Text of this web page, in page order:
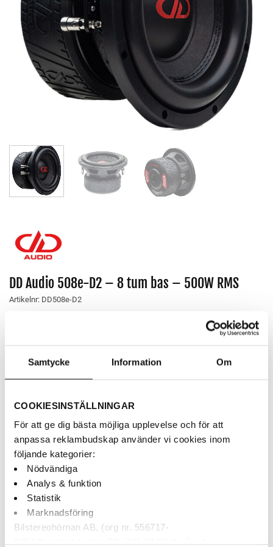
Samtycke Information Om
COOKIESINSTÄLLNINGAR
För att ge dig bästa möjliga upplevelse och för att
anpassa reklambudskap använder vi cookies inom
följande kategorier:
Nödvändiga
Analys & funktion
Statistik
Marknadsföring
Bilstereohörnan AB, (org nr. 556717-
DD Audio 508e-D2 – 8 tum bas – 500W RMS
Artikelnr: DD508e-D2
Xmax
SNABBA LEVERANSER
Finns i webblagret
DD Audio 508e-D2 - 8 tum bas - 500W RMS mängd
LÄGG TILL I VARUKORG